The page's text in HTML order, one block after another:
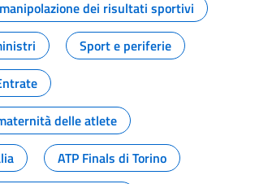
dei risultati sportivi
Sport e periferie
delle atlete
ATP Finals di Torino